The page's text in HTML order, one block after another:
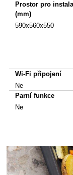
Prostor pro
(mm)
590x560x550
Wi-Fi připojení
Ne
Parní funkce
Ne